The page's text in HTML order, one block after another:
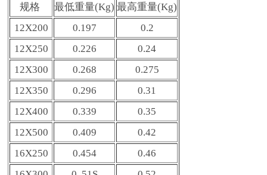
规格 最低重量(Kg) 最高重量(Kg)
12X200
0.197
0.2
12X250
0.226
0.24
12X300
0.268
0.275
12X350
0.296
0.31
12X400
0.339
0.35
12X500
0.409
0.42
16X250
0.454
0.46